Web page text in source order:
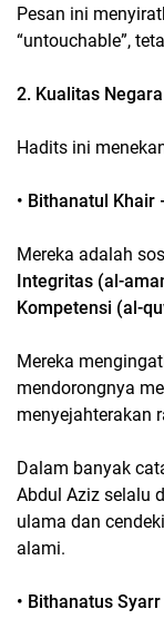
Pesan ini
“untouchable”,
2. Kualitas
Hadits ini
• Bithanatul
Mereka adalah
Integritas (al-
Kompetensi (al-
Mereka
mendorongnya
menyejahterakan
Dalam banyak
Abdul Aziz selalu
ulama dan
alami.
• Bithanatus